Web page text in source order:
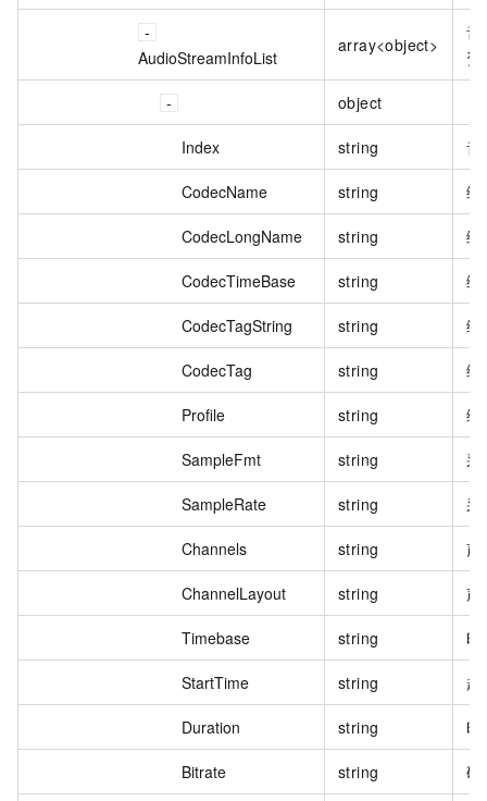
AudioStreamInfoList
array<object>
音
资
object
Index string 音
CodecName string 编
CodecLongName string 编
CodecTimeBase string 编
CodecTagString string 编
CodecTag string 编
Profile string 编
SampleFmt string 采
SampleRate string 采
Channels string 声
ChannelLayout string 声
Timebase string 时
StartTime string 起
Duration string 时
Bitrate string 码